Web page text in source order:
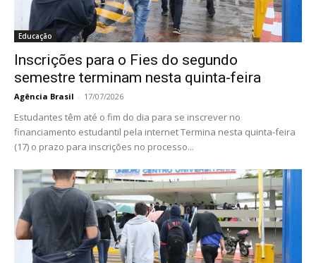
Educação
Inscrições para o Fies do segundo
semestre terminam nesta quinta-feira
Agência Brasil - 17/07/2026
Estudantes têm até o fim do dia para se inscrever no
financiamento estudantil pela internet Termina nesta quinta-feira
(17) o prazo para inscrições no processo...